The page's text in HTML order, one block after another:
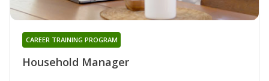
Household Manager
CAREER TRAINING PROGRAM